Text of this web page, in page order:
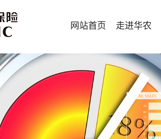
网站首页 走进华农